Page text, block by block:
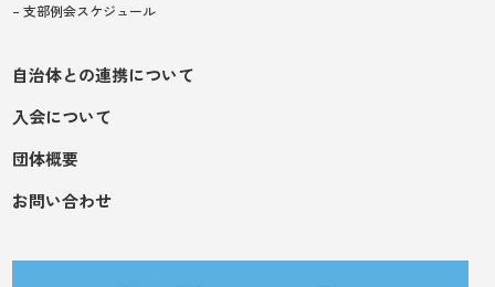
– 支部例会スケジュール
自治体との連携について
入会について
団体概要
お問い合わせ